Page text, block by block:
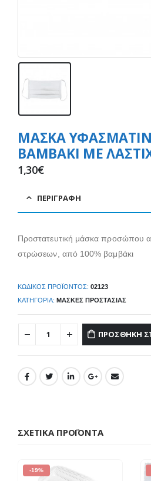
ΜΑΣΚΑ
ΒΑΜΒΑΚΙ ΜΕ
1,30€
ΠΕΡΙΓΡΑΦΉ
Προστατευτική μάσκα προσώπου
στρώσεων, από 100% βαμβάκι
ΚΩΔΙΚΌΣ ΠΡΟΪΌΝΤΟΣ: 02123
ΚΑΤΗΓΟΡΊΑ: ΜΆΣΚΕΣ ΠΡΟΣΤΑΣΊΑΣ
ΠΡΟΣΘΉΚΗ
ΣΧΕΤΙΚΆ ΠΡΟΪΌΝΤΑ
-19%